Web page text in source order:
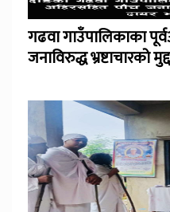
गढवा गाउँपालिकाका
जनाविरुद्ध भ्रष्टाचारको